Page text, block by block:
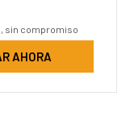
sin compromiso
AHORA